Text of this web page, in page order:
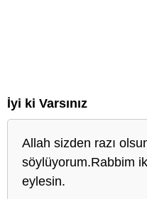
İyi ki Varsınız
Allah sizden razı
söylüyorum.Rabbim
eylesin.